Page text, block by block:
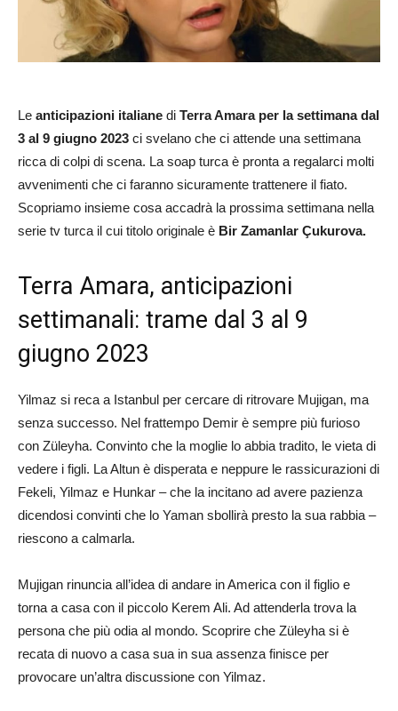
Le anticipazioni italiane di Terra Amara per la settimana dal
3 al 9 giugno 2023 ci svelano che ci attende una settimana
ricca di colpi di scena. La soap turca è pronta a regalarci molti
avvenimenti che ci faranno sicuramente trattenere il fiato.
Scopriamo insieme cosa accadrà la prossima settimana nella
serie tv turca il cui titolo originale è Bir Zamanlar Çukurova.
Terra Amara, anticipazioni
settimanali: trame dal 3 al 9
giugno 2023
Yilmaz si reca a Istanbul per cercare di ritrovare Mujigan, ma
senza successo. Nel frattempo Demir è sempre più furioso
con Züleyha. Convinto che la moglie lo abbia tradito, le vieta di
vedere i figli. La Altun è disperata e neppure le rassicurazioni di
Fekeli, Yilmaz e Hunkar – che la incitano ad avere pazienza
dicendosi convinti che lo Yaman sbollirà presto la sua rabbia –
riescono a calmarla.
Mujigan rinuncia all’idea di andare in America con il figlio e
torna a casa con il piccolo Kerem Ali. Ad attenderla trova la
persona che più odia al mondo. Scoprire che Züleyha si è
recata di nuovo a casa sua in sua assenza finisce per
provocare un’altra discussione con Yilmaz.